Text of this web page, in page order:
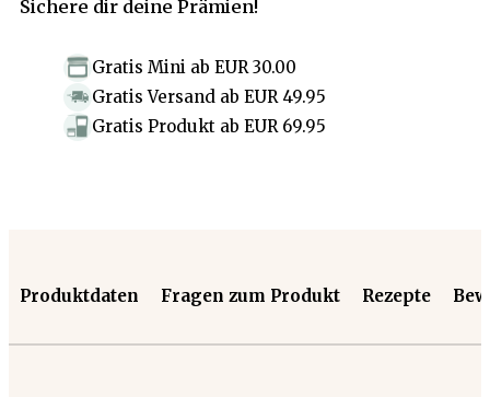
Sichere dir deine Prämien!
Gratis Mini ab EUR 30.00
Gratis Versand ab EUR 49.95
Gratis Produkt ab EUR 69.95
Produktdaten Fragen zum Produkt Rezepte